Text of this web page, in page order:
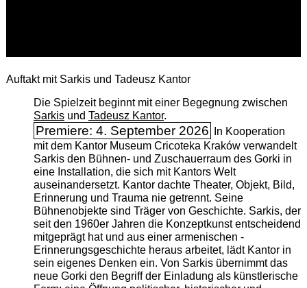
Auftakt mit Sarkis und Tadeusz Kantor
Die Spielzeit beginnt mit einer Begegnung zwischen
Sarkisund Tadeusz Kantor.
Premiere: 4. September 2026
In Kooperation
mit dem Kantor Museum Cricoteka Kraków verwandelt
Sarkis den Bühnen- und Zuschauerraum des Gorki in
eine Installation, die sich mit Kantors Welt
auseinandersetzt. Kantor dachte Theater, Objekt, Bild,
Erinnerung und Trauma nie getrennt. Seine
Bühnenobjekte sind Träger von Geschichte. Sarkis, der
seit den 1960er Jahren die Konzeptkunst entscheidend
mitgeprägt hat und aus einer armenischen ­
Erinnerungsgeschichte heraus arbeitet, lädt Kantor in
sein eigenes Denken ein. Von Sarkis übernimmt das
neue Gorki den Begriff der Einladung als künstlerische